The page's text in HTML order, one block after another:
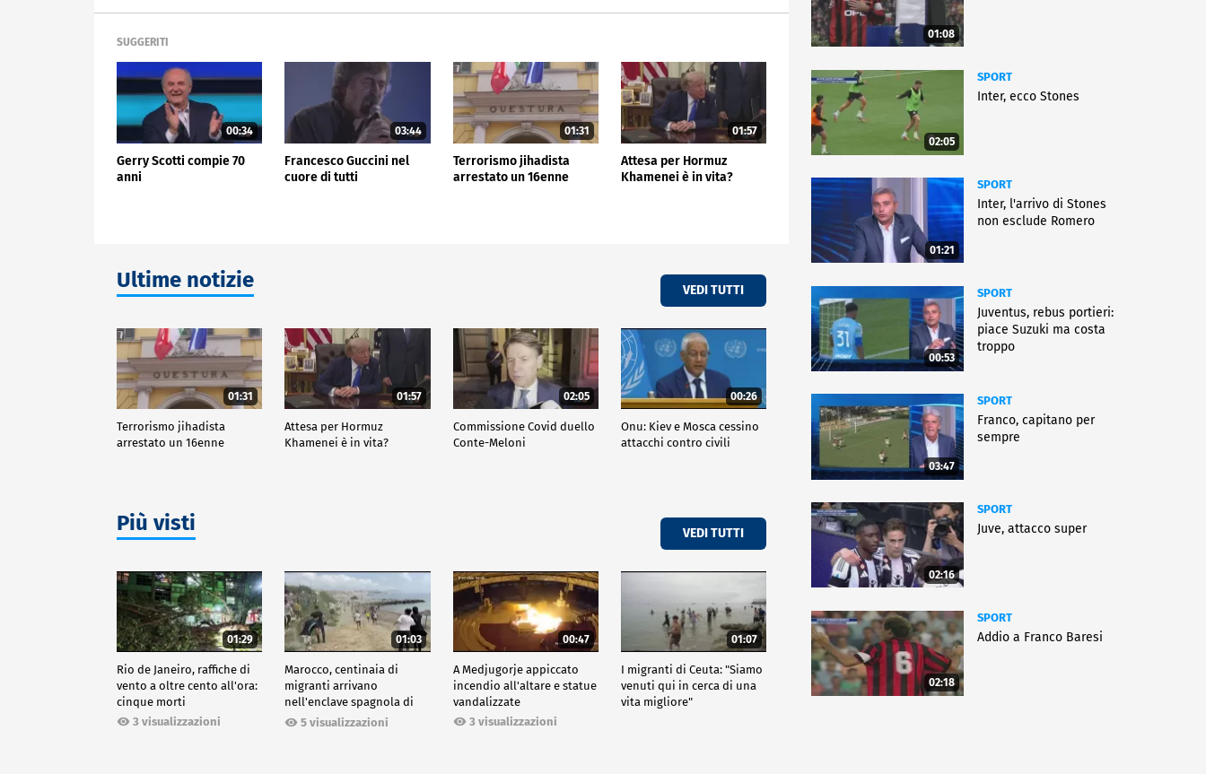
SUGGERITI
00:34
Gerry Scotti compie 70
anni
03:44
Francesco Guccini nel
cuore di tutti
01:31
Terrorismo jihadista
arrestato un 16enne
01:57
Attesa per Hormuz
Khamenei è in vita?
Ultime notizie VEDI TUTTI
01:31
Terrorismo jihadista
arrestato un 16enne
01:57
Attesa per Hormuz
Khamenei è in vita?
02:05
Commissione Covid duello
Conte-Meloni
00:26
Onu: Kiev e Mosca cessino
attacchi contro civili
Più visti VEDI TUTTI
01:29
Rio de Janeiro, raffiche di
vento a oltre cento all'ora:
cinque morti
3 visualizzazioni
01:03
Marocco, centinaia di
migranti arrivano
nell'enclave spagnola di
Ceuta5 visualizzazioni
00:47
A Medjugorje appiccato
incendio all'altare e statue
vandalizzate
3 visualizzazioni
01:07
I migranti di Ceuta: "Siamo
venuti qui in cerca di una
vita migliore"
01:08
02:05
SPORT
Inter, ecco Stones
01:21
SPORT
Inter, l'arrivo di Stones
non esclude Romero
00:53
SPORT
Juventus, rebus portieri:
piace Suzuki ma costa
troppo
03:47
SPORT
Franco, capitano per
sempre
02:16
SPORT
Juve, attacco super
02:18
SPORT
Addio a Franco Baresi